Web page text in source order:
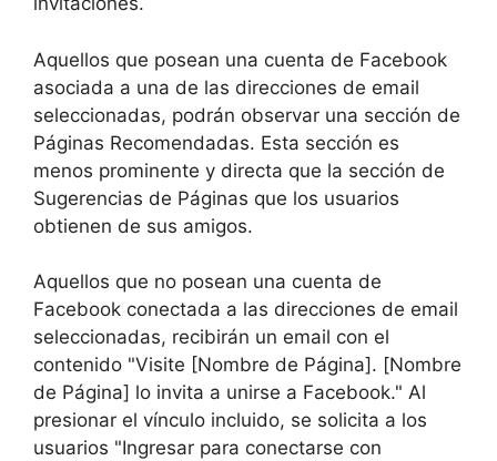
Aquellos que posean una cuenta de Facebook
asociada a una de las direcciones de email
seleccionadas, podrán observar una sección de
Páginas Recomendadas. Esta sección es
menos prominente y directa que la sección de
Sugerencias de Páginas que los usuarios
obtienen de sus amigos.
Aquellos que no posean una cuenta de
Facebook conectada a las direcciones de email
seleccionadas, recibirán un email con el
contenido "Visite [Nombre de Página]. [Nombre
de Página] lo invita a unirse a Facebook." Al
presionar el vínculo incluido, se solicita a los
usuarios "Ingresar para conectarse con